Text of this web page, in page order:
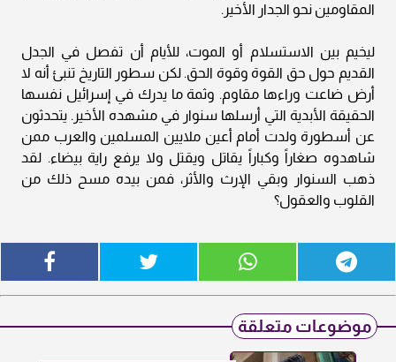
المقاومين نحو الجدار الأخير.
ليخيم بين الاستسلام أو الموت، للأيام أن تفصل في الجدل
القديم حول حق القوة وقوة الحق. لكن سطور التاريخ تنبئ أنه لا
أرض ضاعت وراءها مقاوم. وثمة ما يدرك في إسرائيل نفسها
الحقيقة الأبدية التي أرسلها سنوار في مشهده الأخير. يتحدثون
عن أسطورة ولدت أمام أعين ملايين المسلمين والعرب ممن
شاهدوه صغاراً وكباراً يقاتل ويقتل ولا يرفع راية بيضاء. لقد
ذهب السنوار وبقي الإرث والأثر، فمن بيده مسح ذلك من
القلوب والعقول؟
موضوعات متعلقة